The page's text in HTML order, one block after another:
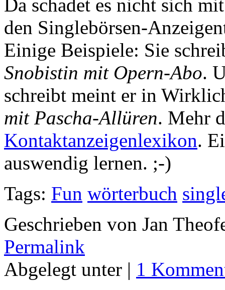
Da schadet es nicht sich
den Singlebörsen-
Einige Beispiele: Sie
Snobistin mit Opern-Abo.
schreibt meint er in
mit Pascha-Allüren. Mehr
Kontaktanzeigenlexikon.
auswendig lernen. ;-)
Tags: Fun wörterbuch
Geschrieben von Jan
Permalink
Abgelegt unter | 1